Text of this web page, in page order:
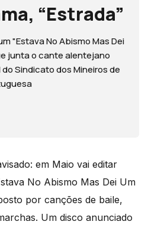
“Estrada”
"Estava No Abismo Mas Dei
junta o cante alentejano
Sindicato dos Mineiros de
em Maio vai editar
No Abismo Mas Dei Um
por canções de baile,
Um disco anunciado